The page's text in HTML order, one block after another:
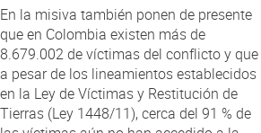
En la misiva también ponen de presente
que en Colombia existen más de
8.679.002 de víctimas del conflicto y que
a pesar de los lineamientos establecidos
en la Ley de Víctimas y Restitución de
Tierras (Ley 1448/11), cerca del 91 % de